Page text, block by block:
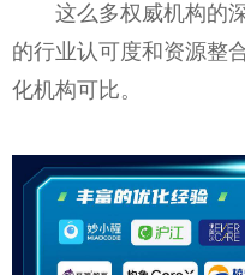
这么多权威机构的
的行业认可度和资源整
化机构可比。